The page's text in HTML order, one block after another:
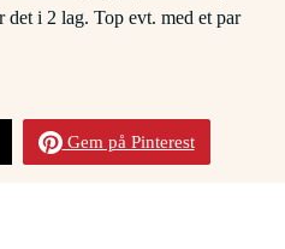
i 2 lag. Top evt. med et par
Gem på Pinterest